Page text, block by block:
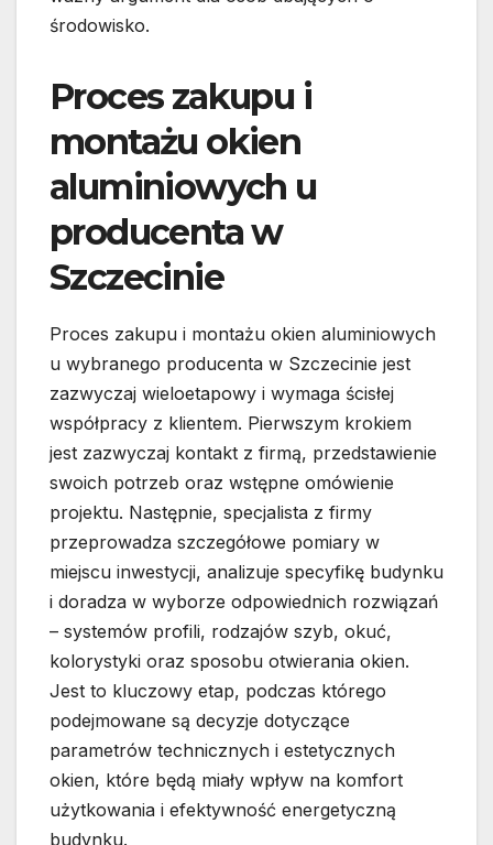
środowisko.
Proces zakupu i
montażu okien
aluminiowych u
producenta w
Szczecinie
Proces zakupu i montażu okien aluminiowych
u wybranego producenta w Szczecinie jest
zazwyczaj wieloetapowy i wymaga ścisłej
współpracy z klientem. Pierwszym krokiem
jest zazwyczaj kontakt z firmą, przedstawienie
swoich potrzeb oraz wstępne omówienie
projektu. Następnie, specjalista z firmy
przeprowadza szczegółowe pomiary w
miejscu inwestycji, analizuje specyfikę budynku
i doradza w wyborze odpowiednich rozwiązań
– systemów profili, rodzajów szyb, okuć,
kolorystyki oraz sposobu otwierania okien.
Jest to kluczowy etap, podczas którego
podejmowane są decyzje dotyczące
parametrów technicznych i estetycznych
okien, które będą miały wpływ na komfort
użytkowania i efektywność energetyczną
budynku.